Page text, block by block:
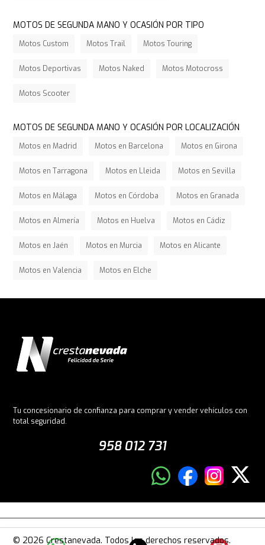
MOTOS DE SEGUNDA MANO Y OCASIÓN POR TIPO
Motos Custom Motos Trail Motos Touring
Motos Deportivas Motos Naked Motos Motocross
Motos Scooter
MOTOS DE SEGUNDA MANO Y OCASIÓN POR LOCALIZACIÓN
Motos en Madrid Motos en Barcelona Motos en Girona
Motos en Tarragona Motos en Lleida Motos en Sevilla
Motos en Málaga Motos en Córdoba Motos en Granada
Motos en Almería Motos en Huelva Motos en Cádiz
Motos en Jaén Motos en Murcia Motos en Alicante
Motos en Valencia Motos en Elche
Tu concesionario de confianza para comprar y vender vehículos con
total seguridad.
958 012 731
© 2026 Crestanevada. Todos los derechos reservados.